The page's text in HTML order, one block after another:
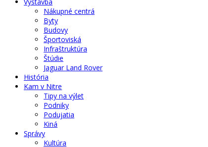
Nákupné centrá
Byty
Budovy
Športoviská
Infraštruktúra
Štúdie
Jaguar Land Rover
História
Kam v Nitre
Tipy na výlet
Podniky
Podujatia
Kiná
Správy
Kultúra